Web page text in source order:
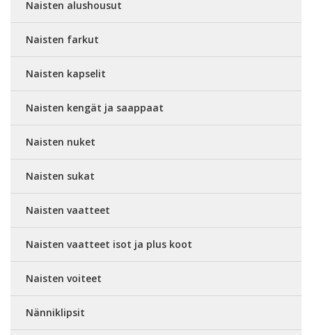
Naisten alushousut
Naisten farkut
Naisten kapselit
Naisten kengät ja saappaat
Naisten nuket
Naisten sukat
Naisten vaatteet
Naisten vaatteet isot ja plus koot
Naisten voiteet
Nänniklipsit